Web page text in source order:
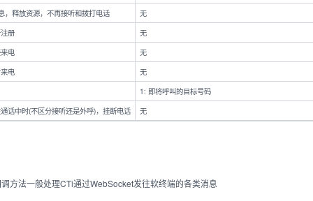
，释放资源，不再接听和拨打电话
无
册
无
电
无
电
无
1: 即将呼叫的目标号码
话中时(不区分接听还是外呼)，挂断电话
无
方法一般处理CTi通过WebSocket发往软终端的各类消息